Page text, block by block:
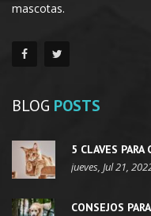
mascotas.
BLOG POSTS
5 CLAVES
jueves, Jul 21,
CONSEJOS